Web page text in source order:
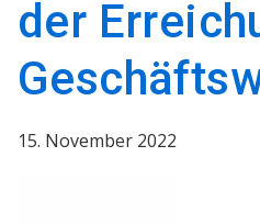
der
15. November 2022